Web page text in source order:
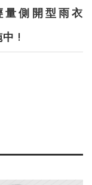
側開型雨衣
!